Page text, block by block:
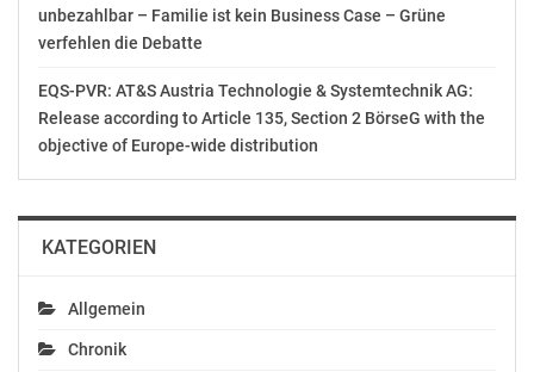
Im Rahmen der Pressekonferenz nahm Schieder
außerdem zu den Attacken von FPÖ-Stiftungsrat Steger
auf ORF-JournalistInnen Stellung. Damit sei „eine rote
Linie überschritten“ – er verlangt, dass Steger diese
Aussagen zurücknimmt und Kanzler Kurz und
In Sachen Untersuchungsausschuss zum BVT kündigte
Schieder eine Entscheidung der SPÖ noch diese Woche
anderen Oppositionsparteien ein neues Verlangen auf
einen Untersuchungsausschuss einzubringen, oder das
unbezahlbar – Familie ist kein Business Case – Grüne
verfehlen die Debatte
EQS-PVR: AT&S Austria Technologie & Systemtechnik AG:
Release according to Article 135, Section 2 BörseG with the
objective of Europe-wide distribution
KATEGORIEN
Allgemein
Chronik